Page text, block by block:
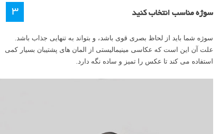
۳ سوژه مناسب انتخاب کنید
سوژه شما باید از لحاظ بصری قوی باشد، و بتواند به تنهایی جذاب باشد.
علت آن این است که عکاسی مینیمالیستی از المان های پشتیبان بسیار کمی
استفاده می کند تا عکس را تمیز و ساده نگه دارد.